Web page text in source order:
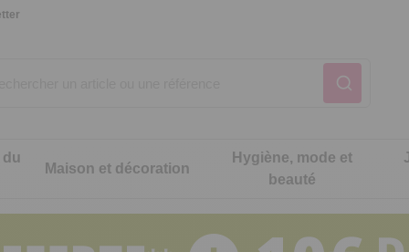
Maison et décoration
Hygiène, mode et
beauté